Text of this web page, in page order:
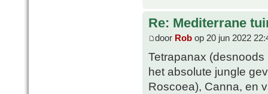
Re: Mediterrane
door Rob op 20 jun 2022
Tetrapanax
het absolute jungle
Roscoea), Canna, en